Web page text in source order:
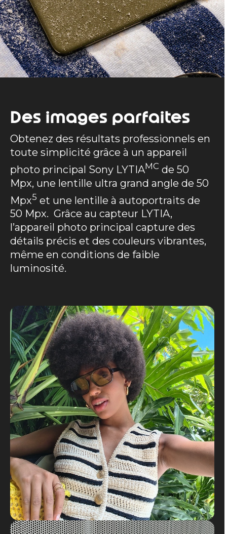
Des images parfaites
Obtenez des résultats professionnels en
toute simplicité grâce à un appareil
photo principal Sony LYTIAMC de 50
Mpx, une lentille ultra grand angle de 50
Mpx5 et une lentille à autoportraits de
50 Mpx. Grâce au capteur LYTIA,
l’appareil photo principal capture des
détails précis et des couleurs vibrantes,
même en conditions de faible
luminosité.